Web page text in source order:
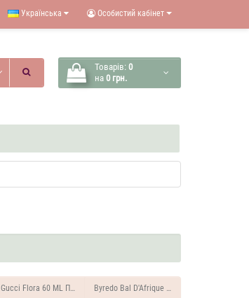
Особистий кабінет
Українська
Товарів: 0
на 0 грн.
Gucci Flora 60 ML Парфюм жіночий Byredo Bal D'Afrique 60 ML Парфюм унісекс